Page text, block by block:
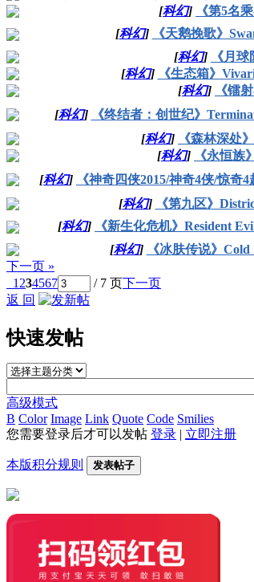
[科幻] 《第5名
[科幻] 《天鹅挽歌》
[科幻] 《月
[科幻] 《生态箱》
[科幻] 《镭
[科幻] 《终结者：创世纪》
[科幻] 《森林深处
[科幻] 《永恒族
[科幻] 《神奇四侠2015/神奇4侠/惊奇
[科幻] 《第九区》
[科幻] 《新生化危机》Resident
[科幻] 《冰肤传说》
下一页 »
1 234567 / 7 页下一页
返 回
快速发帖
高级模式
B Color Image Link Quote Code Smilies
您需要登录后才可以发帖 登录 | 立即注册
本版积分规则 发表帖子